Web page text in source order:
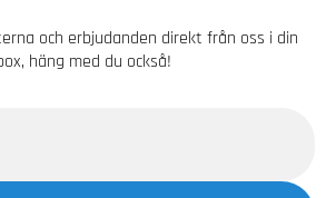
och erbjudanden direkt från oss i din
häng med du också!